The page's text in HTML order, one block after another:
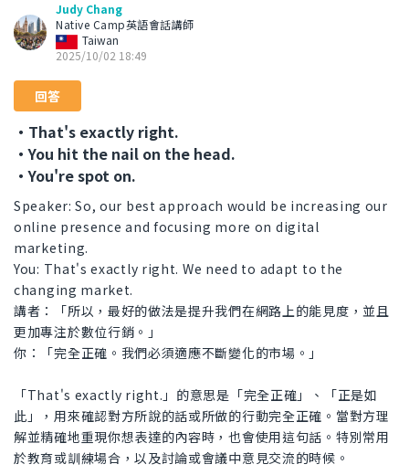
Judy Chang
Native Camp英語會話講師
Taiwan
2025/10/02 18:49
回答
・That's exactly right.
・You hit the nail on the head.
・You're spot on.
Speaker: So, our best approach would be increasing our
online presence and focusing more on digital
marketing.
You: That's exactly right. We need to adapt to the
changing market.
講者：「所以，最好的做法是提升我們在網路上的能見度，並且
更加專注於數位行銷。」
你：「完全正確。我們必須適應不斷變化的市場。」
「That's exactly right.」的意思是「完全正確」、「正是如
此」，用來確認對方所說的話或所做的行動完全正確。當對方理
解並精確地重現你想表達的內容時，也會使用這句話。特別常用
於教育或訓練場合，以及討論或會議中意見交流的時候。